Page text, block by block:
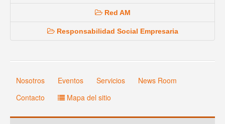
Red AM
Responsabilidad Social Empresaria
Nosotros Eventos Servicios
News Room
Contacto
Mapa del sitio